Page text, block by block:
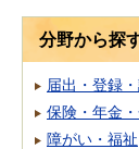
分野から探
届出・登録
保険・年金
障がい・福祉